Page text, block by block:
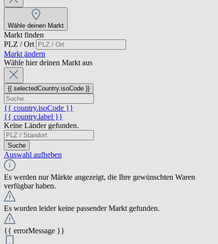
Wähle deinen Markt
Markt finden
PLZ / Ort
Markt ändern
Wähle hier deinen Markt aus
{{ selectedCountry.isoCode }}
{{ country.isoCode }}
{{ country.label }}
Keine Länder gefunden.
Suche
Auswahl aufheben
Es werden nur Märkte angezeigt, die Ihre gewünschten Waren
verfügbar haben.
Es wurden leider keine passender Markt gefunden.
{{ errorMessage }}